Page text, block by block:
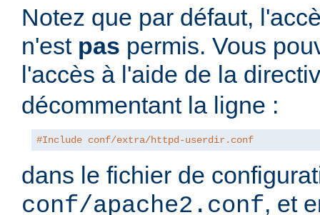
Notez que par défaut,
n'est pas permis. Vous
l'accès à l'aide de la
décommentant la ligne :
#Include conf/extra/httpd-userdir.conf
dans le fichier de
conf/apache2.conf, et